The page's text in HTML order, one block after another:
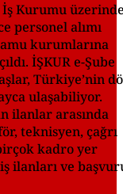
İş Kurumu
personel alımı
kurumlarına
İŞKUR e-Şube
Türkiye’nin
ulaşabiliyor.
ilanlar arasında
teknisyen, çağrı
kadro yer
ilanları ve